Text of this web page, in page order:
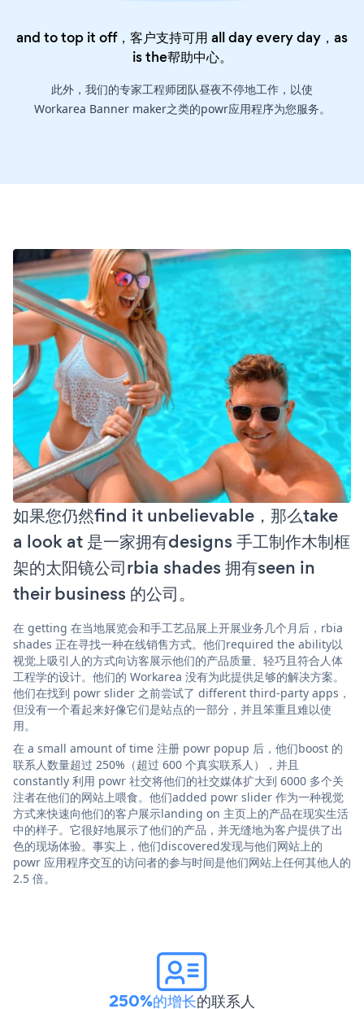
and to top it off，客户支持可用 all day every day，as
is the帮助中心。
此外，我们的专家工程师团队昼夜不停地工作，以使
Workarea Banner maker之类的powr应用程序为您服务。
如果您仍然find it unbelievable，那么take
a look at 是一家拥有designs 手工制作木制框
架的太阳镜公司rbia shades 拥有seen in
their business 的公司。
在 getting 在当地展览会和手工艺品展上开展业务几个月后，rbia
shades 正在寻找一种在线销售方式。他们required the ability以
视觉上吸引人的方式向访客展示他们的产品质量、轻巧且符合人体
工程学的设计。他们的 Workarea 没有为此提供足够的解决方案。
他们在找到 powr slider 之前尝试了 different third-party apps，
但没有一个看起来好像它们是站点的一部分，并且笨重且难以使
用。
在 a small amount of time 注册 powr popup 后，他们boost 的
联系人数量超过 250%（超过 600 个真实联系人），并且
constantly 利用 powr 社交将他们的社交媒体扩大到 6000 多个关
注者在他们的网站上喂食。他们added powr slider 作为一种视觉
方式来快速向他们的客户展示landing on 主页上的产品在现实生活
中的样子。它很好地展示了他们的产品，并无缝地为客户提供了出
色的现场体验。事实上，他们discovered发现与他们网站上的
powr 应用程序交互的访问者的参与时间是他们网站上任何其他人的
2.5 倍。
250%的增长的联系人